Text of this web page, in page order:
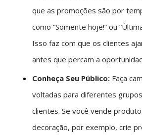
que as promoções são por
como “Somente hoje!” ou
Isso faz com que os clientes
antes que percam a
Conheça Seu Público: Faça
voltadas para diferentes
clientes. Se você vende
decoração, por exemplo, crie